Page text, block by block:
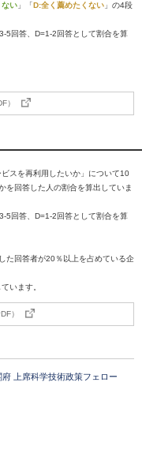
ない 」「D:全く薦めたくない 」の4段
5回答、D=1-2回答として割合を算
）
スを再利用したいか」について10
を回答した人の割合を算出していま
5回答、D=1-2回答として割合を算
た回答者が20％以上を占めている企
います。
）
上席科学技術政策フェロー